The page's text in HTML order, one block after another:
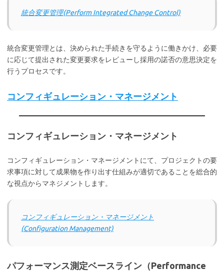
統合変更管理(Perform Integrated Change Control)
統合変更管理とは、決められた手続きを守るように働きかけ、必要
に応じて提出された変更要求をレビューし採用の諾否の意思決定を
行うプロセスです。
コンフィギュレーション・マネージメント
コンフィギュレーション・マネージメント
コンフィギュレーション・マネージメントにて、プロジェクトの要
求事項に対して成果物を作り出す仕組みが適切であることを総合的
な視点からマネジメントします。
コンフィギュレーション・マネージメント
(Configuration Management)
パフォーマンス測定ベースライン（Performance